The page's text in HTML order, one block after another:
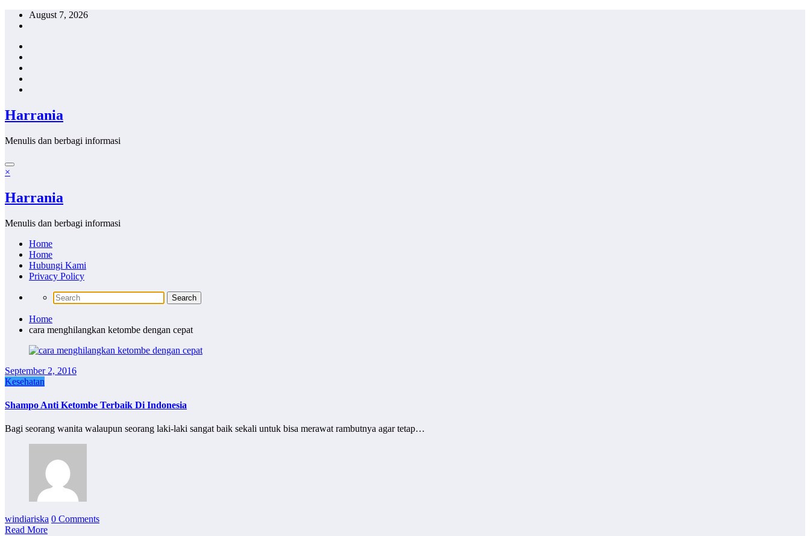
Skip
August 7, 2026
Harrania
Menulis dan berbagi informasi
×
Harrania
Menulis dan berbagi informasi
Home
Home
Hubungi Kami
Privacy Policy
Home
cara menghilangkan ketombe dengan cepat
September 2, 2016
Kesehatan
Shampo Anti Ketombe Terbaik Di Indonesia
Bagi seorang wanita walaupun seorang laki-laki sangat baik sekali untuk bisa merawat rambutnya agar tetap…
windiariska 0 Comments
Read More